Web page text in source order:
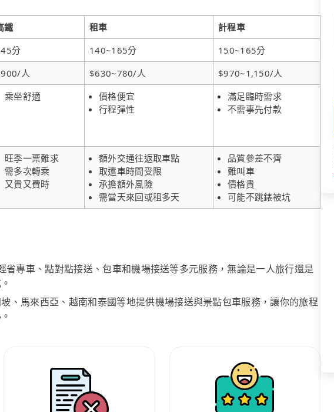
鐵 租車
計程車
分 140~165分
150~165分
人 $630~780/人
$970~1,150/人
乘坐舒適
價格便宜
行程彈性
滿足臨時需求
不需事先付款
旺季一票難求
需多次轉乘
又貴又費時
額外交通往返取車點
取還車時間受限
承擔額外風險
需當天來回或租多天
品質參差不齊
難叫車
價格貴
可能不跳錶被坑
專車、點對點接送、包車和機場接送等多元服務，無論是一人旅行還是
、馬來西亞、越南和泰國等地提供機場接送與景點包車服務，讓你的旅程